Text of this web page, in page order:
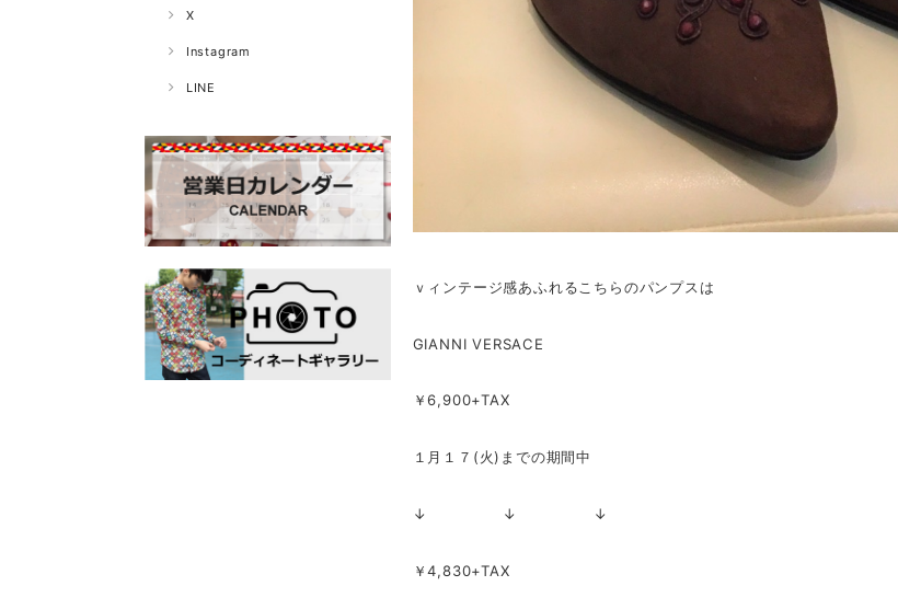
X
Instagram
LINE
ｖィンテージ感あふれるこちらのパンプスは
GIANNI VERSACE
￥6,900+TAX
１月１７(火)までの期間中
↓ ↓ ↓
￥4,830+TAX